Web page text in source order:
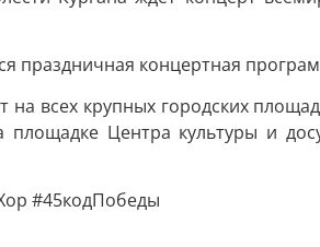
праздничная концертная
всех крупных городских
Центра культуры и
#45кодПобеды